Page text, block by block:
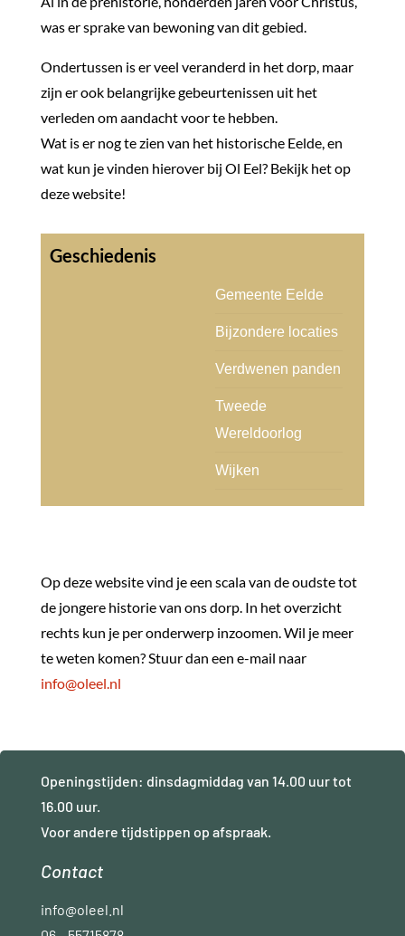
was er sprake van bewoning van dit gebied.
Ondertussen is er veel veranderd in het dorp, maar
zijn er ook belangrijke gebeurtenissen uit het
verleden om aandacht voor te hebben.
Wat is er nog te zien van het historische Eelde, en
wat kun je vinden hierover bij Ol Eel? Bekijk het op
deze website!
Gemeente Eelde
Bijzondere locaties
Verdwenen panden
Tweede
Wereldoorlog
Wijken
Op deze website vind je een scala van de oudste tot
de jongere historie van ons dorp. In het overzicht
rechts kun je per onderwerp inzoomen. Wil je meer
te weten komen? Stuur dan een e-mail naar
info@oleel.nl
Openingstijden: dinsdagmiddag van 14.00 uur tot
16.00 uur.
Voor andere tijdstippen op afspraak.
Contact
info@oleel.nl